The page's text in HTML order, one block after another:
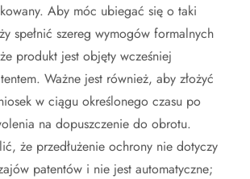
Aby móc ubiegać się o taki
spełnić szereg wymogów formalnych
produkt jest objęty wcześniej
Ważne jest również, aby złożyć
w ciągu określonego czasu po
na dopuszczenie do obrotu.
że przedłużenie ochrony nie dotyczy
patentów i nie jest automatyczne;